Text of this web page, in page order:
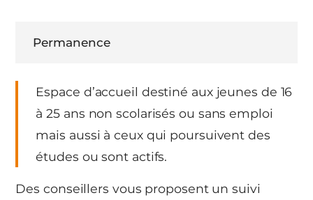
Espace d’accueil destiné aux jeunes de 16
à 25 ans non scolarisés ou sans emploi
mais aussi à ceux qui poursuivent des
études ou sont actifs.
Des conseillers vous proposent un suivi
Permanence